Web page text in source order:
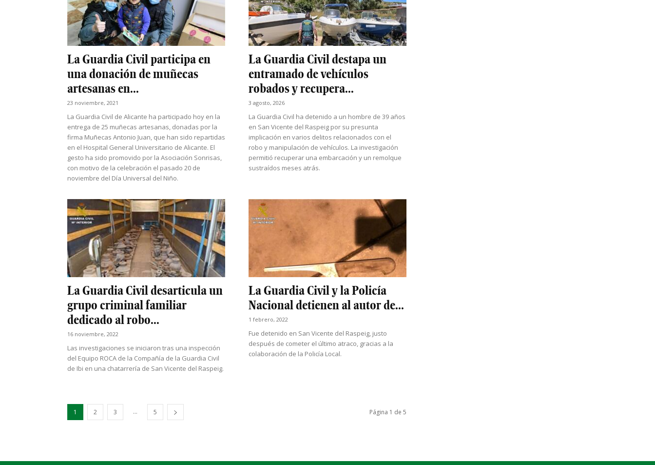
La Guardia Civil participa en
una donación de muñecas
artesanas en...
23 noviembre, 2021
La Guardia Civil de Alicante ha participado hoy en la
entrega de 25 muñecas artesanas, donadas por la
firma Muñecas Antonio Juan, que han sido repartidas
en el Hospital General Universitario de Alicante. El
gesto ha sido promovido por la Asociación Sonrisas,
con motivo de la celebración el pasado 20 de
noviembre del Día Universal del Niño.
La Guardia Civil destapa un
entramado de vehículos
robados y recupera...
3 agosto, 2026
La Guardia Civil ha detenido a un hombre de 39 años
en San Vicente del Raspeig por su presunta
implicación en varios delitos relacionados con el
robo y manipulación de vehículos. La investigación
permitió recuperar una embarcación y un remolque
sustraídos meses atrás.
La Guardia Civil desarticula un
grupo criminal familiar
dedicado al robo...
16 noviembre, 2022
Las investigaciones se iniciaron tras una inspección
del Equipo ROCA de la Compañía de la Guardia Civil
de Ibi en una chatarrería de San Vicente del Raspeig.
La Guardia Civil y la Policía
Nacional detienen al autor de...
1 febrero, 2022
Fue detenido en San Vicente del Raspeig, justo
después de cometer el último atraco, gracias a la
colaboración de la Policía Local.
1 2 3 ... 5 Página 1 de 5